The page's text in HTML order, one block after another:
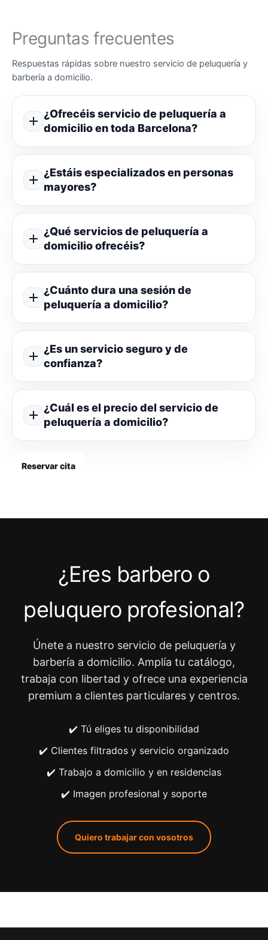
Preguntas frecuentes
Respuestas rápidas sobre nuestro servicio de peluquería y
barbería a domicilio.
¿Ofrecéis servicio de peluquería a
domicilio en toda Barcelona?
¿Estáis especializados en personas
mayores?
¿Qué servicios de peluquería a
domicilio ofrecéis?
¿Cuánto dura una sesión de
peluquería a domicilio?
¿Es un servicio seguro y de
confianza?
¿Cuál es el precio del servicio de
peluquería a domicilio?
Reservar cita
¿Eres barbero o
peluquero profesional?
Únete a nuestro servicio de peluquería y
barbería a domicilio. Amplía tu catálogo,
trabaja con libertad y ofrece una experiencia
premium a clientes particulares y centros.
✔️ Tú eliges tu disponibilidad
✔️ Clientes filtrados y servicio organizado
✔️ Trabajo a domicilio y en residencias
✔️ Imagen profesional y soporte
Quiero trabajar con vosotros